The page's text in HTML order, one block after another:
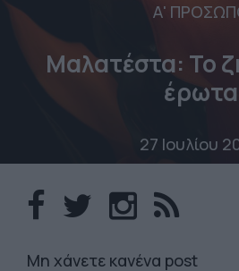
Α'
Μαλατέστα: Το
έρωτα
27 Ιουλίου
Mη χάνετε κανένα post